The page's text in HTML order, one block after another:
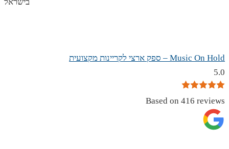
בישראל
Music On Hold – ספק ארצי לקריינות מקצועית
5.0
Based on 416 reviews